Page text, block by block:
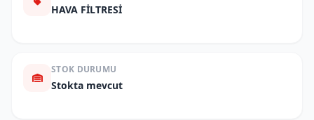
HAVA FİLTRESİ
STOK DURUMU
Stokta mevcut